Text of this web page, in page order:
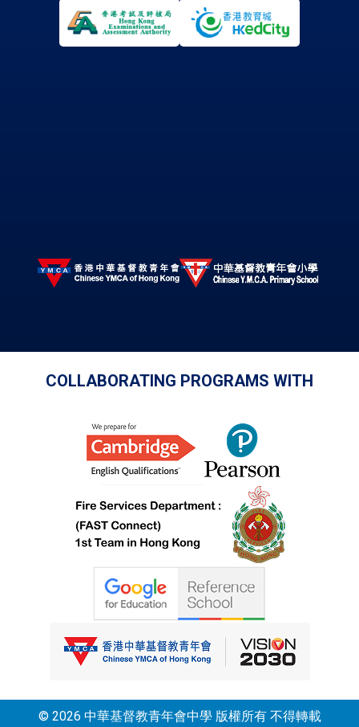
COLLABORATING PROGRAMS WITH
© 2026 中華基督教青年會中學 版權所有 不得轉載